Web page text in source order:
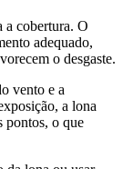
a cobertura. O
adequado,
o desgaste.
vento e a
a lona
pontos, o que